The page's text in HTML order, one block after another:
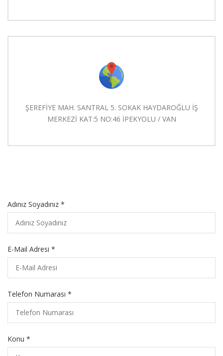
ŞEREFİYE MAH. SANTRAL 5. SOKAK HAYDAROĞLU İŞ
MERKEZİ KAT:5 NO:46 İPEKYOLU / VAN
Adınız Soyadınız *
E-Mail Adresi *
Telefon Numarası *
Konu *